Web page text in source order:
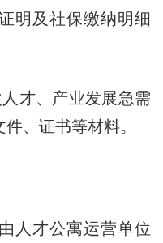
明及社保缴纳明细
才、产业发展急需
、证书等材料。
才公寓运营单位